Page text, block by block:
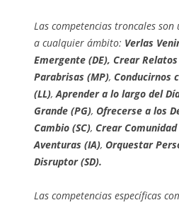
Las competencias troncales
a cualquier ámbito: Verlas
Emergente (DE), Crear Relatos
Parabrisas (MP), Conducirnos
(LL),Aprender a lo largo del
Grande (PG), Ofrecerse a los
Cambio (SC), Crear Comunidad
Aventuras (IA), Orquestar
Disruptor (SD).
Las competencias específicas